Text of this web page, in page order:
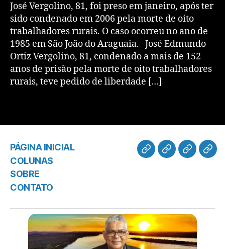
José Vergolino, 81, foi preso em janeiro, após ter
sido condenado em 2006 pela morte de oito
trabalhadores rurais. O caso ocorreu no ano de
1985 em São João do Araguaia. José Edmundo
Ortiz Vergolino, 81, condenado a mais de 152
anos de prisão pela morte de oito trabalhadores
rurais, teve pedido de liberdade […]
PÁGINA INICIAL
COLUNAS
SOBRE
CONTATO